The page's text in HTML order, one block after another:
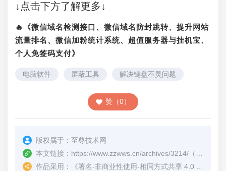
↓点击下方了解更多↓
🔥《微信域名检测接口、微信域名防封跳转、提升网站
流量排名、微信加粉统计系统、超值服务器与挂机宝、
个人免签码支付》
电脑软件 屏蔽工具 解决键盘不灵问题
赞（0）
版权属于： 至尊技术网
本文链接： https://www.zzwws.cn/archives/3214/ （转载时请注明本文出处及文章链接）
作品采用：
《署名-非商业性使用-相同方式共享 4.0 国际 (CC BY-NC-SA 4.0)